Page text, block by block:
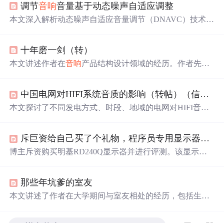
调节音响音量基于动态噪声自适应调整
本文深入解析动态噪声自适应音量调节（DNAVC）技术，
C和动态EQ等算法，解决车载、家居及会议场景下的听感
难题，提升语音可懂度与用户体验。
十年磨一剑（转）
本文讲述作者在音响产品结构设计领域的经历。作者先掌
品，还研究塑料零件连接技术，发表论文集，强调工程师
应会做、会写、会讲。
中国电网对HIFI系统音质的影响（转帖）（信不信由你！）
本文探讨了不同发电方式、时段、地域的电网对HIFI音质
观点。
斥巨资给自己买了个礼物，程序员专用显示器真香
博主斥资购买明基RD240Q显示器并进行评测。该显示器1
式让代码更易识别，还自带
可自动切换，还配备软件方便操作。
那些年坑爹的室友
本文讲述了作者在大学期间与室友相处的经历，包括生活